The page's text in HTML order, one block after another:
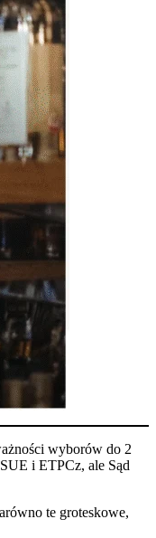
wyborów do 2
i ETPCz, ale Sąd
te groteskowe,